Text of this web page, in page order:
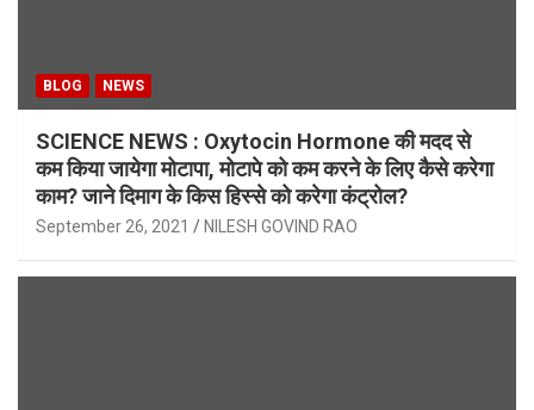
BLOG NEWS
SCIENCE NEWS : Oxytocin Hormone की मदद से
कम किया जायेगा मोटापा, मोटापे को कम करने के लिए कैसे करेगा
काम? जाने दिमाग के किस हिस्से को करेगा कंट्रोल?
September 26, 2021 NILESH GOVIND RAO